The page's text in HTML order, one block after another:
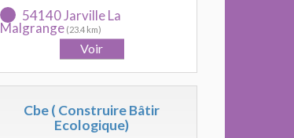
54140 Jarville La
Malgrange (23.4 km)
Cbe ( Construire Bâtir
Ecologique)